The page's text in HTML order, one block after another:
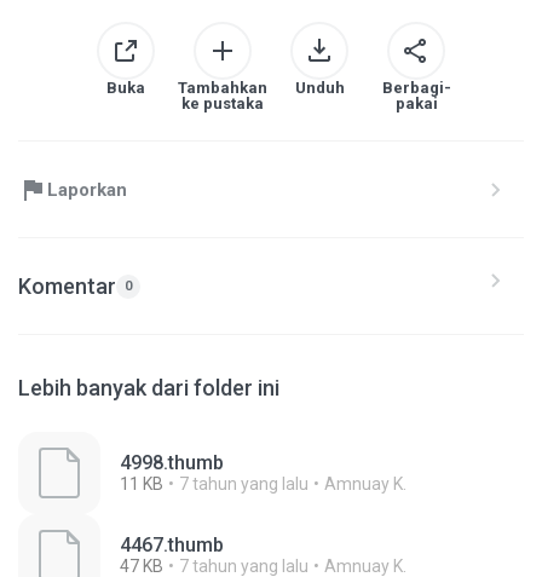
Buka
Tambahkan
ke pustaka
Unduh
Berbagi-
pakai
Laporkan
Komentar 0
Lebih banyak dari folder ini
4998.thumb
11 KB 7 tahun yang lalu Amnuay K.
4467.thumb
47 KB 7 tahun yang lalu Amnuay K.